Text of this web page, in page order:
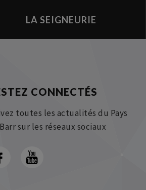
LA SEIGNEURIE
CONNECTÉS
toutes les actualités du Pays
sur les réseaux sociaux